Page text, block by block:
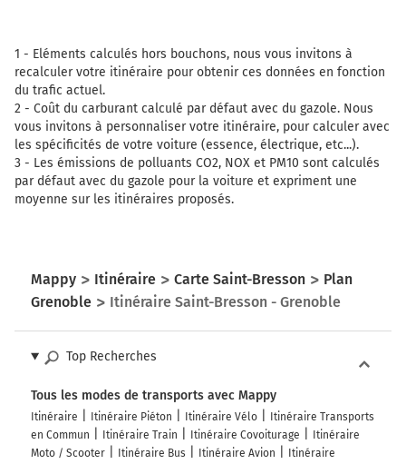
L'ISLE D'ABEAU
Continuer et rejoindre A43 E70 E711. Continuer sur
26 kilomètres
Prendre un ticket (Péage Saint Quentin Fal.
342 km
Prendre à droite et rejoindre A48. Continuer sur
51 kilomètres
A48
VALENCE
GRENOBLE
E711
368 km
1 - Eléments calculés hors bouchons, nous vous invitons à
recalculer votre itinéraire pour obtenir ces données en fonction
du trafic actuel.
2 - Coût du carburant calculé par défaut avec du gazole. Nous
vous invitons à personnaliser votre itinéraire, pour calculer avec
les spécificités de votre voiture (essence, électrique, etc...).
3 - Les émissions de polluants CO2, NOX et PM10 sont calculés
par défaut avec du gazole pour la voiture et expriment une
moyenne sur les itinéraires proposés.
Mappy Itinéraire Carte Saint-Bresson
Plan
Grenoble
Itinéraire Saint-Bresson - Grenoble
Top Recherches
Tous les modes de transports avec Mappy
Itinéraire Itinéraire Piéton Itinéraire Vélo
Itinéraire Transports
en Commun
Itinéraire Train Itinéraire Covoiturage
Itinéraire
Moto / Scooter
Itinéraire Bus Itinéraire Avion
Itinéraire